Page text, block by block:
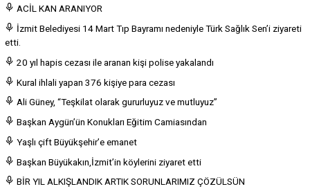
ACİL KAN ARANIYOR
İzmit Belediyesi 14 Mart Tıp Bayramı nedeniyle Türk Sağlık Sen’i ziyareti
etti.
20 yıl hapis cezası ile aranan kişi polise yakalandı
Kural ihlali yapan 376 kişiye para cezası
Ali Güney, “Teşkilat olarak gururluyuz ve mutluyuz”
Başkan Aygün’ün Konukları Eğitim Camiasından
Yaşlı çift Büyükşehir’e emanet
Başkan Büyükakın,İzmit’in köylerini ziyaret etti
BİR YIL ALKIŞLANDIK ARTIK SORUNLARIMIZ ÇÖZÜLSÜN